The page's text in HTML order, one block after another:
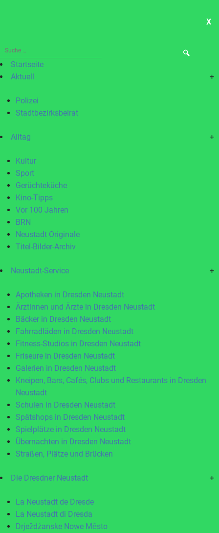
X
Suche
nach:Startseite
Aktuell
+
Polizei
Stadtbezirksbeirat
Alltag +
Kultur
Sport
Gerüchteküche
Kino-Tipps
Vor 100 Jahren
BRN
Neustadt Originale
Titel-Bilder-Archiv
Neustadt-Service +
Apotheken in Dresden Neustadt
Ärztinnen und Ärzte in Dresden Neustadt
Bäcker in Dresden Neustadt
Fahrradläden in Dresden Neustadt
Fitness-Studios in Dresden Neustadt
Friseure in Dresden Neustadt
Galerien in Dresden Neustadt
Kneipen, Bars, Cafés, Clubs und Restaurants in Dresden
Neustadt
Schulen in Dresden Neustadt
Spätshops in Dresden Neustadt
Spielplätze in Dresden Neustadt
Übernachten in Dresden Neustadt
Straßen, Plätze und Brücken
Die Dresdner Neustadt +
La Neustadt de Dresde
La Neustadt di Dresda
Drježdźanske Nowe Město